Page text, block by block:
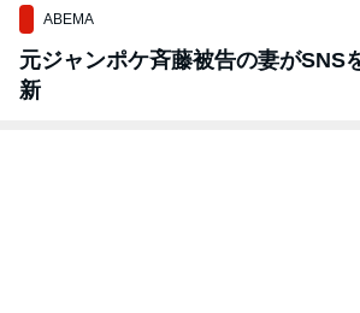
ABEMA
元ジャンポケ斉藤被告の妻がSNS
新